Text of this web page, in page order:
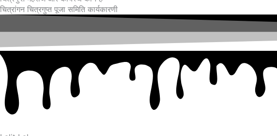
चित्रांगन चित्रगुप्त पूजा समिति कार्यकारणी